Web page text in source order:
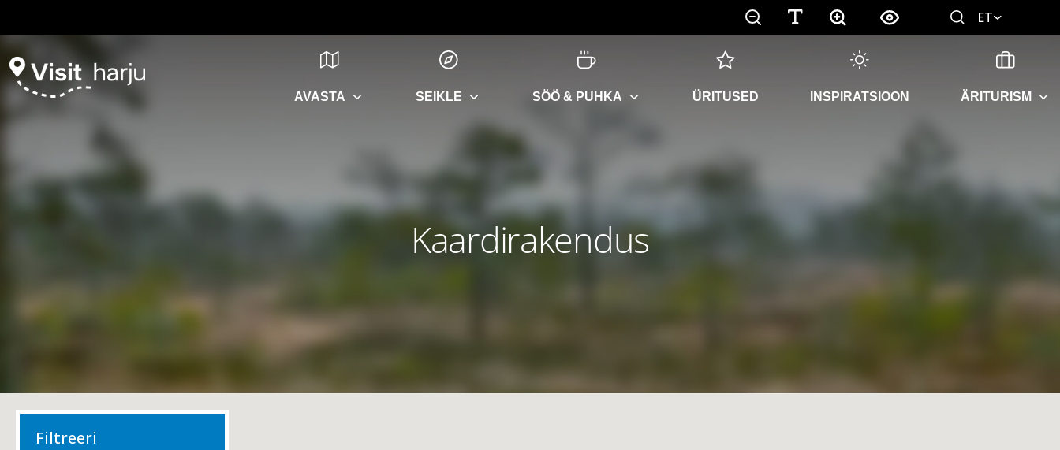
ET
AVASTA SEIKLE SÖÖ & PUHKA ÜRITUSED INSPIRATSIOON ÄRITURISM
Kaardirakendus
Filtreeri